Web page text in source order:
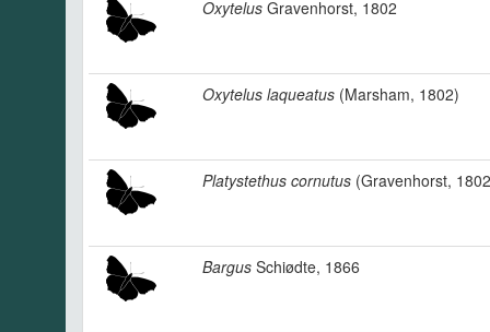
Oxytelus Gravenhorst, 1802
Oxytelus laqueatus (Marsham, 1802)
Platystethus cornutus (Gravenhorst,
Bargus Schiødte, 1866